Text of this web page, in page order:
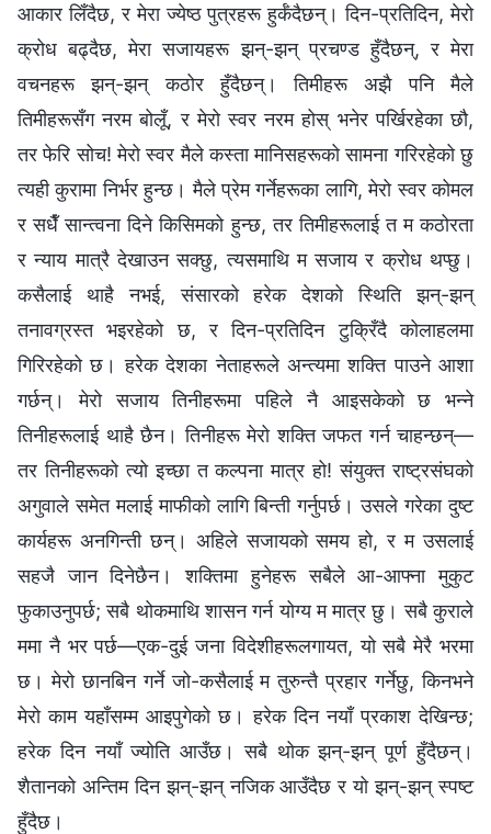
आकार लिँदैछ, र मेरा ज्येष्ठ पुत्रहरू हुर्कँदैछन्। दिन-प्रतिदिन, मेरो
क्रोध बढ्दैछ, मेरा सजायहरू झन्-झन् प्रचण्ड हुँदैछन्, र मेरा
वचनहरू झन्-झन् कठोर हुँदैछन्। तिमीहरू अझै पनि मैले
तिमीहरूसँग नरम बोलूँ, र मेरो स्वर नरम होस् भनेर पर्खिरहेका छौ,
तर फेरि सोच! मेरो स्वर मैले कस्ता मानिसहरूको सामना गरिरहेको छु
त्यही कुरामा निर्भर हुन्छ। मैले प्रेम गर्नेहरूका लागि, मेरो स्वर कोमल
र सधैँ सान्त्वना दिने किसिमको हुन्छ, तर तिमीहरूलाई त म कठोरता
र न्याय मात्रै देखाउन सक्छु, त्यसमाथि म सजाय र क्रोध थप्छु।
कसैलाई थाहै नभई, संसारको हरेक देशको स्थिति झन्-झन्
तनावग्रस्त भइरहेको छ, र दिन-प्रतिदिन टुक्रिँदै कोलाहलमा
गिरिरहेको छ। हरेक देशका नेताहरूले अन्त्यमा शक्ति पाउने आशा
गर्छन्। मेरो सजाय तिनीहरूमा पहिले नै आइसकेको छ भन्‍ने
तिनीहरूलाई थाहै छैन। तिनीहरू मेरो शक्ति जफत गर्न चाहन्छन्—
तर तिनीहरूको त्यो इच्‍छा त कल्‍पना मात्र हो! संयुक्त राष्ट्रसंघको
अगुवाले समेत मलाई माफीको लागि बिन्ती गर्नुपर्छ। उसले गरेका दुष्ट
कार्यहरू अनगिन्ती छन्। अहिले सजायको समय हो, र म उसलाई
सहजै जान दिनेछैन। शक्तिमा हुनेहरू सबैले आ-आफ्‍ना मुकुट
फुकाउनुपर्छ; सबै थोकमाथि शासन गर्न योग्य म मात्र छु। सबै कुराले
ममा नै भर पर्छ—एक-दुई जना विदेशीहरूलगायत, यो सबै मेरै भरमा
छ। मेरो छानबिन गर्ने जो-कसैलाई म तुरुन्तै प्रहार गर्नेछु, किनभने
मेरो काम यहाँसम्‍म आइपुगेको छ। हरेक दिन नयाँ प्रकाश देखिन्छ;
हरेक दिन नयाँ ज्योति आउँछ। सबै थोक झन्-झन् पूर्ण हुँदैछन्।
शैतानको अन्तिम दिन झन्-झन् नजिक आउँदैछ र यो झन्-झन् स्पष्ट
हुँदैछ।